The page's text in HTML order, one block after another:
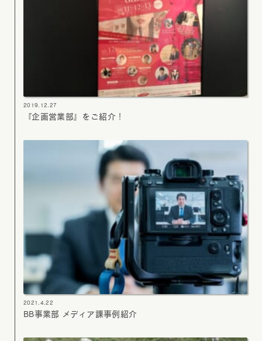
2019.12.27
『企画営業部』をご紹介！
2021.4.22
BB事業部 メディア課事例紹介